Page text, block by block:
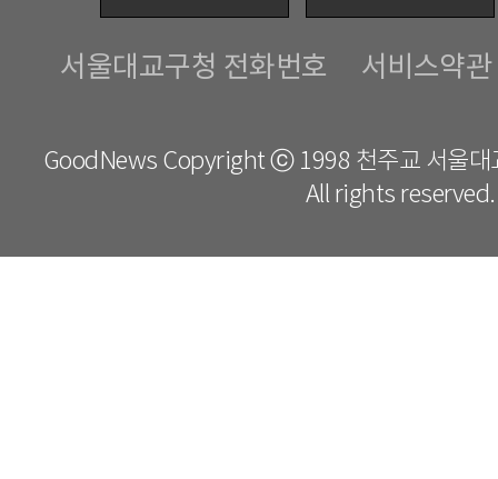
서울대교구청 전화번호 서비스약관
GoodNews Copyright ⓒ 1998 천주교 서울대
All rights reserved.